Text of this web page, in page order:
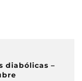
diabólicas –